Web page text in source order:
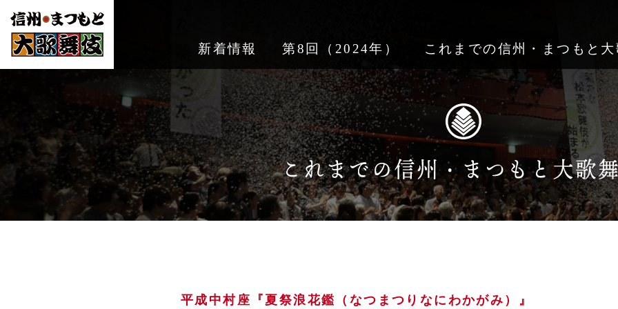
新着情報 第8回（2024年） これまでの信州・まつもと
平成中村座『夏祭浪花鑑（なつまつりなにわかがみ）』